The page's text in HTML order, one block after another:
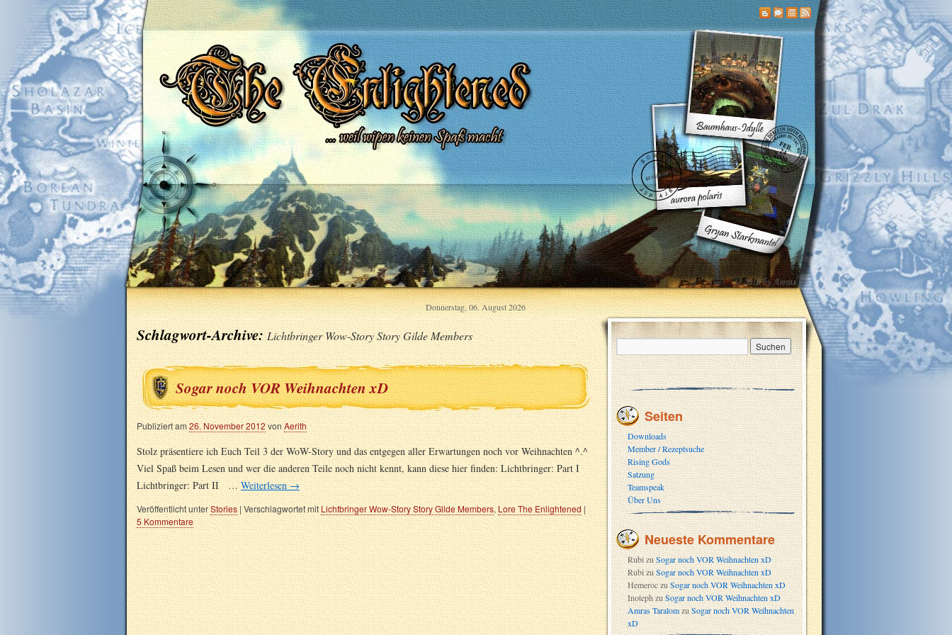
Donnerstag, 06. August 2026
Schlagwort-Archive:Lichtbringer Wow-Story Story Gilde Members
Sogar noch VOR Weihnachten xD
Publiziert am26. November 2012 von Aerith
Stolz präsentiere ich Euch Teil 3 der WoW-Story und das entgegen aller Erwartungen noch vor Weihnachten ^.^
Viel Spaß beim Lesen und wer die anderen Teile noch nicht kennt, kann diese hier finden: Lichtbringer: Part I
Lichtbringer: Part II … Weiterlesen→
Veröffentlicht unterStories | Verschlagwortet mit Lichtbringer Wow-Story Story Gilde Members, Lore The Enlightened |
5 Kommentare
Seiten
Downloads
Member / Rezeptsuche
Rising Gods
Satzung
Teamspeak
Über Uns
Neueste Kommentare
RubizuSogar noch VOR Weihnachten xD
Rubizu Sogar noch VOR Weihnachten xD
HemeroczuSogar noch VOR Weihnachten xD
Inotephzu Sogar noch VOR Weihnachten xD
Amras TaralomzuSogar noch VOR Weihnachten
xD